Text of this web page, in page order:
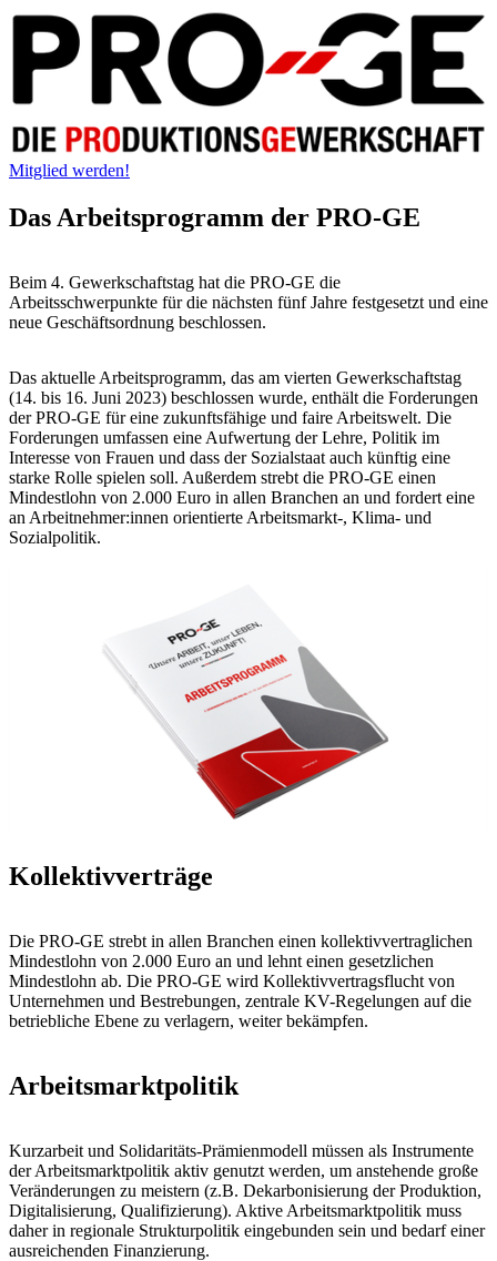
Mitglied werden!
Das Arbeitsprogramm der PRO-GE
Beim 4. Gewerkschaftstag hat die PRO-GE die
Arbeitsschwerpunkte für die nächsten fünf Jahre festgesetzt und eine
neue Geschäftsordnung beschlossen.
Das aktuelle Arbeitsprogramm, das am vierten Gewerkschaftstag
(14. bis 16. Juni 2023) beschlossen wurde, enthält die Forderungen
der PRO-GE für eine zukunftsfähige und faire Arbeitswelt. Die
Forderungen umfassen eine Aufwertung der Lehre, Politik im
Interesse von Frauen und dass der Sozialstaat auch künftig eine
starke Rolle spielen soll. Außerdem strebt die PRO-GE einen
Mindestlohn von 2.000 Euro in allen Branchen an und fordert eine
an Arbeitnehmer:innen orientierte Arbeitsmarkt-, Klima- und
Sozialpolitik.
Kollektivverträge
Die PRO-GE strebt in allen Branchen einen kollektivvertraglichen
Mindestlohn von 2.000 Euro an und lehnt einen gesetzlichen
Mindestlohn ab. Die PRO-GE wird Kollektivvertragsflucht von
Unternehmen und Bestrebungen, zentrale KV-Regelungen auf die
betriebliche Ebene zu verlagern, weiter bekämpfen.
Arbeitsmarktpolitik
Kurzarbeit und Solidaritäts-Prämienmodell müssen als Instrumente
der Arbeitsmarktpolitik aktiv genutzt werden, um anstehende große
Veränderungen zu meistern (z.B. Dekarbonisierung der Produktion,
Digitalisierung, Qualifizierung). Aktive Arbeitsmarktpolitik muss
daher in regionale Strukturpolitik eingebunden sein und bedarf einer
ausreichenden Finanzierung.